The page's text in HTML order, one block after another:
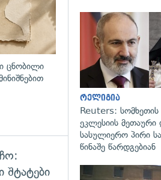
ცნობილი
შტატები
რელიგია
Reuters:
ეკლესიის მეთაური
სასულიერო პირი
წინაშე წარდგებიან